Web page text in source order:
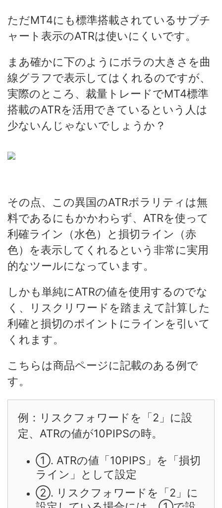
ただMT4にも標準搭載されているサブチ
ャート表示のATRは使いにくいです。
まあ確かに下のようにボラの大きさを曲
線グラフで表示してはくれるのですが、
実際のところ、裁量トレードでMT4標準
搭載のATRを活用できているという人は
少ないんじゃないでしょうか？
その点、この異国のATRボラリティは無
料であるにもかかわらず、ATRを使って
利確ライン（水色）と損切ライン（赤
色）を表示してくれるという非常に実用
的なツールになっています。
しかも単純にATRの値を使用するのでな
く、リスクリワードを踏まえて計算した
利確と損切のポイントにラインを引いて
くれます。
こちらは商品ページに記載のある例で
す。
例：リスクフォワードを「2」に設
定、ATRの値が10PIPSの時。
①. ATRの値「10PIPS」を「損切
ライン」として設定
②. リスクフォワードを「2」に